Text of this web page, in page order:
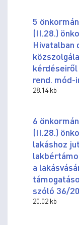
5
(II.28.)
rend. mód-
28.14 kb
6
(II.28.)
lakáshoz
a
szóló 36/
20.02 kb